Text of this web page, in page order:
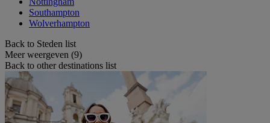
Southampton
Wolverhampton
Back to Steden list
Meer weergeven (9)
Back to other destinations list